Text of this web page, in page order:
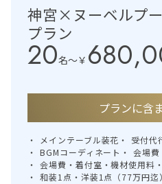
神宮×ヌーベルプ
プラン
20名〜￥
プランに含
メインテーブル装花
受付代
BGMコーディネート
会場
会場費・着付室・機材使用料
和装1点・洋装1点（77万円迄）